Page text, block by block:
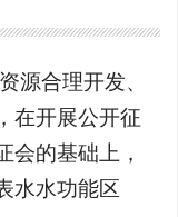
源合理开发、
在开展公开征
会的基础上，
水水功能区